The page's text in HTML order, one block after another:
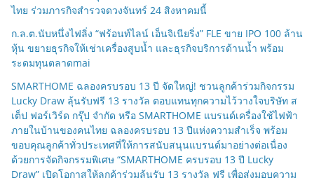
ไทย ร่วมภารกิจสำรวจดวงจันทร์ 24 สิงหาคมนี้
ก.ล.ต.นับหนึ่งไฟลิ่ง “ฟร้อนท์ไลน์ เอ็นจิเนียริ่ง” FLE ขาย IPO 100 ล้าน
หุ้น ขยายธุรกิจให้เช่าเครื่องสูบน้ำ และธุรกิจบริการด้านน้ำ พร้อม
ระดมทุนตลาดmai
SMARTHOME ฉลองครบรอบ 13 ปี จัดใหญ่! ชวนลูกค้าร่วมกิจกรรม
Lucky Draw ลุ้นรับฟรี 13 รางวัล ตอบแทนทุกความไว้วางใจบริษัท ส
เต็ป ฟอร์เวิร์ด กรุ๊ป จำกัด หรือ SMARTHOME แบรนด์เครื่องใช้ไฟฟ้า
ภายในบ้านของคนไทย ฉลองครบรอบ 13 ปีแห่งความสำเร็จ พร้อม
ขอบคุณลูกค้าทั่วประเทศที่ให้การสนับสนุนแบรนด์มาอย่างต่อเนื่อง
ด้วยการจัดกิจกรรมพิเศษ “SMARTHOME ครบรอบ 13 ปี Lucky
Draw” เปิดโอกาสให้ลูกค้าร่วมลุ้นรับ 13 รางวัล ฟรี เพื่อส่งมอบความ